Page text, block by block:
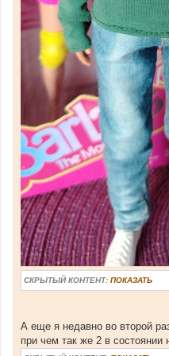
СКРЫТЫЙ КОНТЕНТ: ПОКАЗАТЬ
А еще я недавно во второй
при чем так же 2 в состоянии